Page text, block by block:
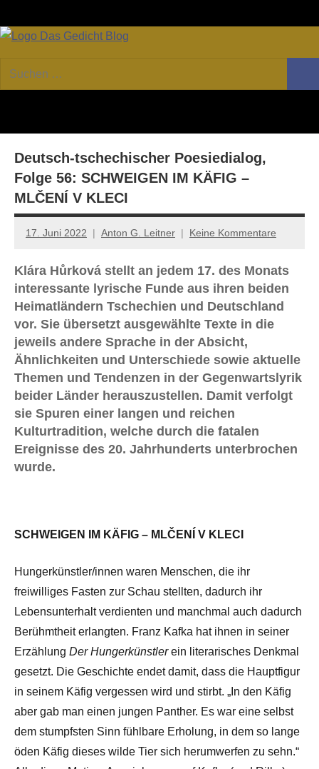
Inhalt
GEDICHT
Forum
von
Lyrik,
Essay
Suchen
nach:
Deutsch-tschechischer Poesiedialog,
Folge 56: SCHWEIGEN IM KÄFIG –
MLČENÍ V KLECI
17. Juni 2022 Anton G. Leitner Keine Kommentare
Klára Hůrková stellt an jedem 17. des Monats
interessante lyrische Funde aus ihren beiden
Heimatländern Tschechien und Deutschland
vor. Sie übersetzt ausgewählte Texte in die
jeweils andere Sprache in der Absicht,
Ähnlichkeiten und Unterschiede sowie aktuelle
Themen und Tendenzen in der Gegenwartslyrik
beider Länder herauszustellen. Damit verfolgt
sie Spuren einer langen und reichen
Kulturtradition, welche durch die fatalen
Ereignisse des 20. Jahrhunderts unterbrochen
wurde.
SCHWEIGEN IM KÄFIG – MLČENÍ V KLECI
Hungerkünstler/innen waren Menschen, die ihr
freiwilliges Fasten zur Schau stellten, dadurch ihr
Lebensunterhalt verdienten und manchmal auch dadurch
Berühmtheit erlangten. Franz Kafka hat ihnen in seiner
Erzählung Der Hungerkünstlerein literarisches Denkmal
gesetzt. Die Geschichte endet damit, dass die Hauptfigur
in seinem Käfig vergessen wird und stirbt. „In den Käfig
aber gab man einen jungen Panther. Es war eine selbst
dem stumpfsten Sinn fühlbare Erholung, in dem so lange
öden Käfig dieses wilde Tier sich herumwerfen zu sehn.“